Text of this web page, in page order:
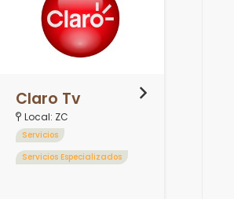
Claro Tv
Local: ZC
Servicios
Servicios Especializados